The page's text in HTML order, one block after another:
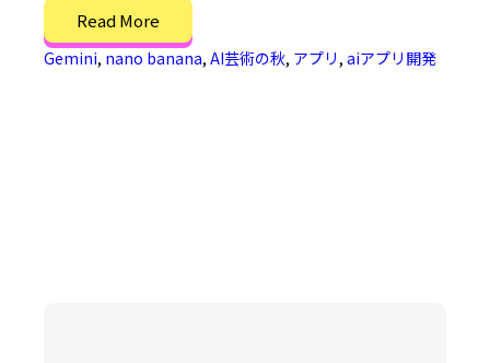
Read More
Gemini, nano banana, AI芸術の秋, アプリ , aiアプリ開発